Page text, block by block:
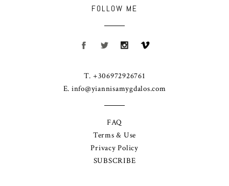
FOLLOW ME
T. +306972926761
E. info@yiannisamygdalos.com
FAQ
Terms & Use
Privacy Policy
SUBSCRIBE